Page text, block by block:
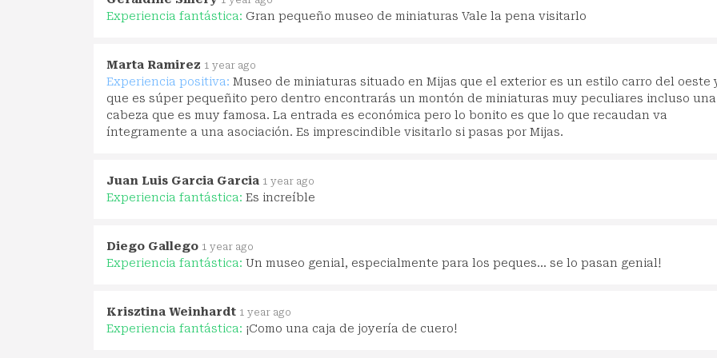
Experiencia fantástica: Gran pequeño museo de miniaturas Vale la pena visitarlo
Marta Ramirez 1 year ago
Experiencia positiva: Museo de miniaturas situado en Mijas que el exterior es un estilo carro del oeste
que es súper pequeñito pero dentro encontrarás un montón de miniaturas muy peculiares incluso una
cabeza que es muy famosa. La entrada es económica pero lo bonito es que lo que recaudan va
íntegramente a una asociación. Es imprescindible visitarlo si pasas por Mijas.
Juan Luis Garcia Garcia 1 year ago
Experiencia fantástica: Es increíble
Diego Gallego 1 year ago
Experiencia fantástica: Un museo genial, especialmente para los peques... se lo pasan genial!
Krisztina Weinhardt 1 year ago
Experiencia fantástica: ¡Como una caja de joyería de cuero!